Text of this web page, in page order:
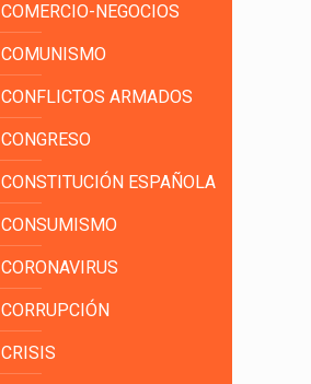
COMERCIO-NEGOCIOS
COMUNISMO
CONFLICTOS ARMADOS
CONGRESO
CONSTITUCIÓN ESPAÑOLA
CONSUMISMO
CORONAVIRUS
CORRUPCIÓN
CRISIS